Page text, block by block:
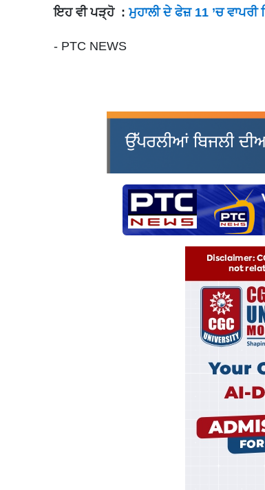
ਇਹ ਵੀ ਪੜ੍ਹੋ :ਮੁਹਾਲੀ ਦੇ ਫੇਜ਼ 11 ’ਚ ਵਾਪਰੀ
- PTC NEWS